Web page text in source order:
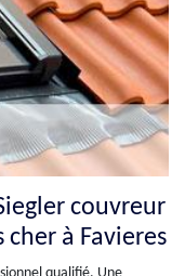
couvreur
à Favieres